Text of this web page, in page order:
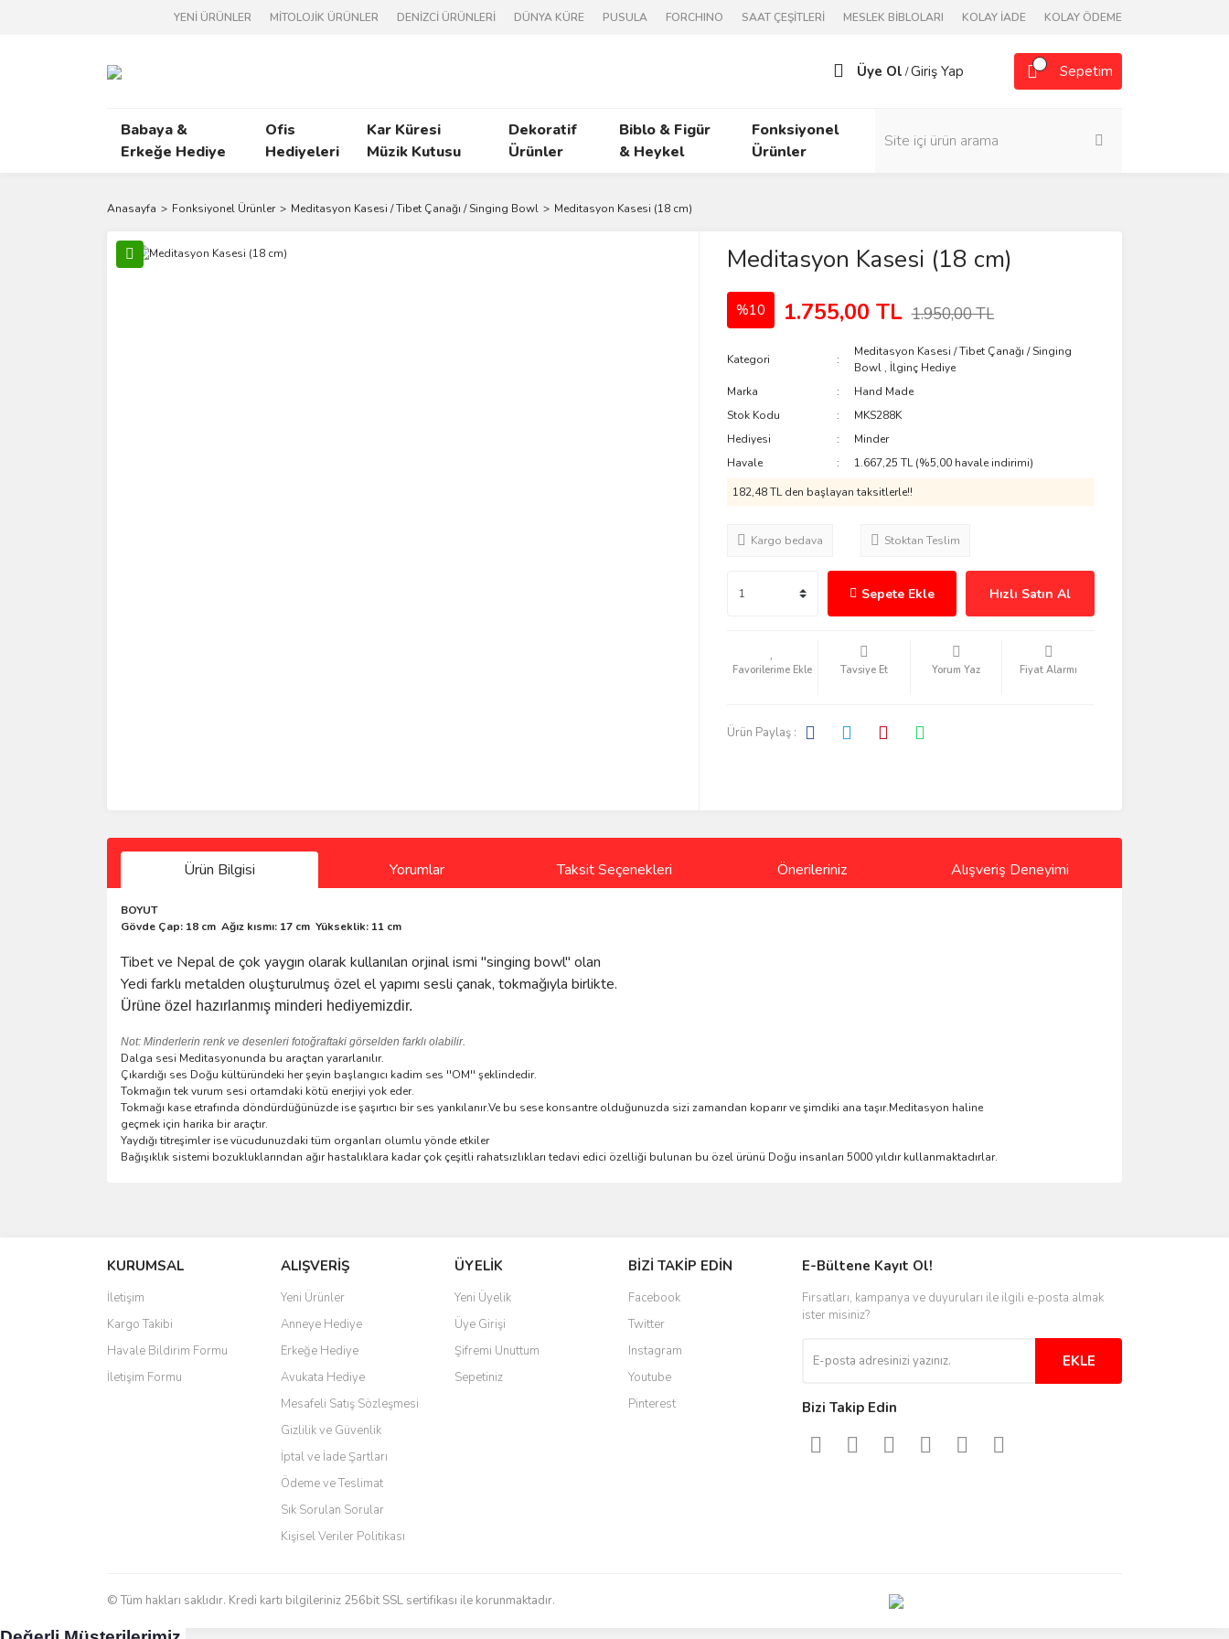
YENİ ÜRÜNLER MİTOLOJİK ÜRÜNLER DENİZCİ ÜRÜNLERİ DÜNYA KÜRE PUSULA FORCHINO SAAT ÇEŞİTLERİ MESLEK BİBLOLARI KOLAY İADE KOLAY ÖDEME
Üye Ol /Giriş Yap Sepetim
Babaya &
Erkeğe Hediye
Ofis
Hediyeleri
Kar Küresi
Müzik Kutusu
Dekoratif
Ürünler
Biblo & Figür
& Heykel
Fonksiyonel
Ürünler
Anasayfa Fonksiyonel Ürünler Meditasyon Kasesi / Tibet Çanağı / Singing Bowl Meditasyon Kasesi (18 cm)
Meditasyon Kasesi (18 cm)
%10 1.755,00 TL 1.950,00 TL
Kategori
Meditasyon Kasesi / Tibet Çanağı / Singing
Bowl , İlginç Hediye
Marka
Hand Made
Stok Kodu
MKS288K
Hediyesi
Minder
Havale
1.667,25 TL (%5,00 havale indirimi)
182,48 TL den başlayan taksitlerle!!
Kargo bedava Stoktan Teslim
Sepete Ekle Hızlı Satın Al
Tavsiye Et Yorum Yaz Fiyat Alarmı
Ürün Paylaş :
Ürün Bilgisi Yorumlar Taksit Seçenekleri Önerileriniz Alışveriş Deneyimi
BOYUT
Gövde Çap: 18 cm Ağız kısmı: 17 cm Yükseklik: 11 cm
Tibet ve Nepal de çok yaygın olarak kullanılan orjinal ismi ''singing bowl'' olan
Yedi farklı metalden oluşturulmuş özel el yapımı sesli çanak, tokmağıyla birlikte.
Ürüne özel hazırlanmış minderi hediyemizdir.
Not: Minderlerin renk ve desenleri fotoğraftaki görselden farklı olabilir.
Dalga sesi Meditasyonunda bu araçtan yararlanılır.
Çıkardığı ses Doğu kültüründeki her şeyin başlangıcı kadim ses ''OM'' şeklindedir.
Tokmağın tek vurum sesi ortamdaki kötü enerjiyi yok eder.
Tokmağı kase etrafında döndürdüğünüzde ise şaşırtıcı bir ses yankılanır.Ve bu sese konsantre olduğunuzda sizi zamandan koparır ve şimdiki ana taşır.Meditasyon haline
geçmek için harika bir araçtır.
Yaydığı titreşimler ise vücudunuzdaki tüm organları olumlu yönde etkiler
Bağışıklık sistemi bozukluklarından ağır hastalıklara kadar çok çeşitli rahatsızlıkları tedavi edici özelliği bulunan bu özel ürünü Doğu insanları 5000 yıldır kullanmaktadırlar.
Ürün resmi kalitesiz, bozuk veya görüntülenemiyor.
Ürün açıklamasında eksik bilgiler bulunuyor.
Ürün bilgilerinde hatalar bulunuyor.
Ürün fiyatı diğer sitelerden daha pahalı.
Bu ürüne benzer farklı alternatifler olmalı.
hiç zorlanmadım. Uzun zamandır internet alışverişinde yaşadığım en iyi deneyimdi. Herkese
Ö... Ç... | 13/04/2026
Yani site de kaybolmuyorsunuz. Özenle hazırlanmış çok düzenli bir site. Teşekkürler.
Aytaç Hacıalioğlu | 01/01/2026
E... S... | 12/12/2025
KURUMSAL
İletişim
Kargo Takibi
Havale Bildirim Formu
İletişim Formu
ALIŞVERİŞ
Yeni Ürünler
Anneye Hediye
Erkeğe Hediye
Avukata Hediye
Mesafeli Satış Sözleşmesi
Gizlilik ve Güvenlik
İptal ve İade Şartları
Ödeme ve Teslimat
Sık Sorulan Sorular
Kişisel Veriler Politikası
ÜYELİK
Yeni Üyelik
Üye Girişi
Şifremi Unuttum
Sepetiniz
BİZİ TAKİP EDİN
Facebook
Twitter
Instagram
Youtube
Pinterest
E-Bültene Kayıt Ol!
Fırsatları, kampanya ve duyuruları ile ilgili e-posta almak
ister misiniz?
EKLE
Bizi Takip Edin
© Tüm hakları saklıdır. Kredi kartı bilgileriniz 256bit SSL sertifikası ile korunmaktadır.